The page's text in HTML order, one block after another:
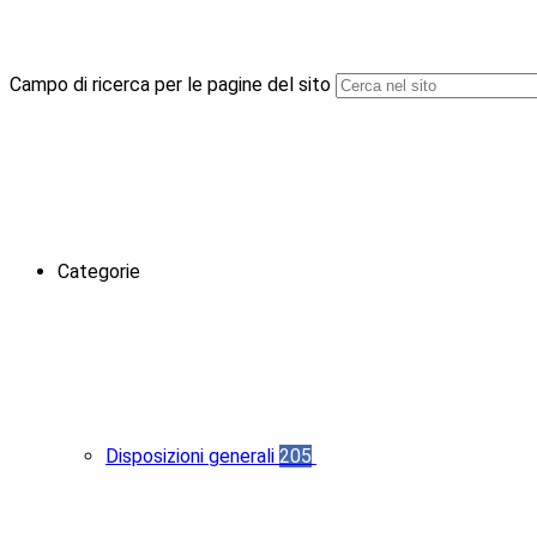
Campo di ricerca per le pagine del sito
Categorie
Disposizioni generali 205